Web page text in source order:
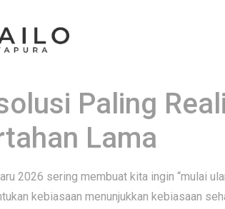
Paling
Lama
2026 sering membuat kita ingin “mulai
kebiasaan menunjukkan kebiasaan